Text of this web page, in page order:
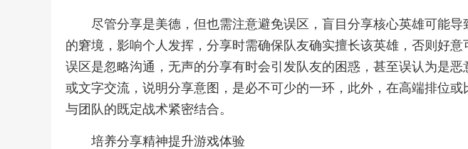
尽管分享是美德，但也需注意避免误区，盲目分享核心英雄可能导
的窘境，影响个人发挥，分享时需确保队友确实擅长该英雄，否则好
误区是忽略沟通，无声的分享有时会引发队友的困惑，甚至误认为是
或文字交流，说明分享意图，是必不可少的一环，此外，在高端排位
与团队的既定战术紧密结合。
培养分享精神提升游戏体验